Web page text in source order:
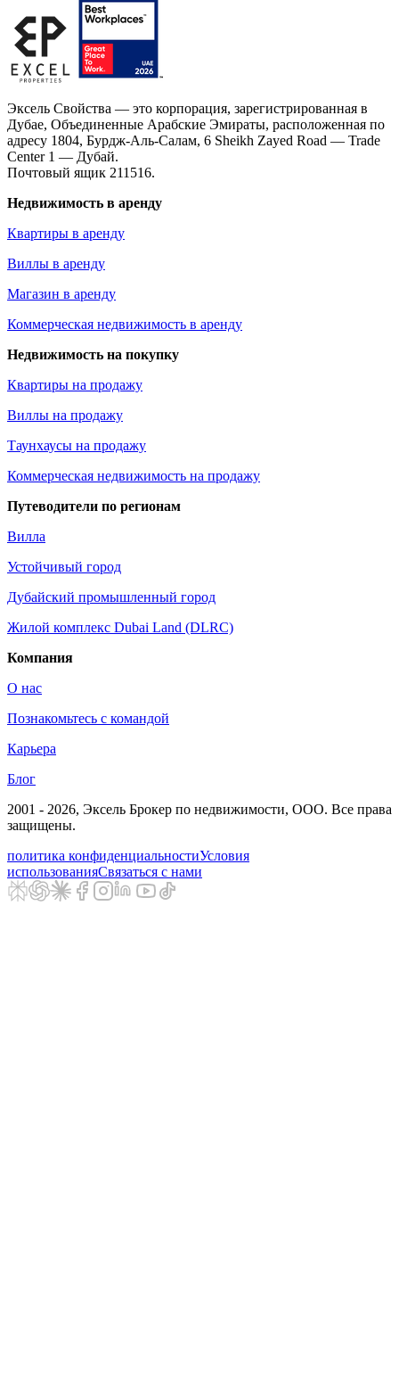
Эксель Свойства — это корпорация, зарегистрированная в
Дубае, Объединенные Арабские Эмираты, расположенная по
адресу 1804, Бурдж-Аль-Салам, 6 Sheikh Zayed Road — Trade
Center 1 — Дубай.
Почтовый ящик 211516.
Недвижимость в аренду
Квартиры в аренду
Виллы в аренду
Магазин в аренду
Коммерческая недвижимость в аренду
Недвижимость на покупку
Квартиры на продажу
Виллы на продажу
Таунхаусы на продажу
Коммерческая недвижимость на продажу
Путеводители по регионам
Вилла
Устойчивый город
Дубайский промышленный город
Жилой комплекс Dubai Land (DLRC)
Компания
О нас
Познакомьтесь с командой
Карьера
Блог
2001 - 2026, Эксель Брокер по недвижимости, ООО. Все права
защищены.
политика конфиденциальностиУсловия
использованияСвязаться с нами